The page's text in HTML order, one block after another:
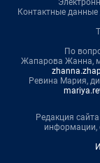
Контактные данные
По
Жапарова Жанна,
Ревина Мария,
Редакция
информации,